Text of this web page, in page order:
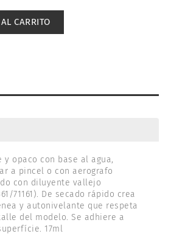
CARRITO
opaco con base al agua,
a pincel o con aerografo
con diluyente vallejo
71161). De secado rápido crea
y autonivelante que respeta
del modelo. Se adhiere a
17ml